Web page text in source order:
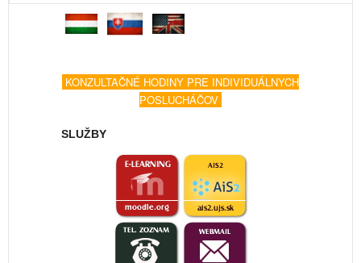
KONZULTAČNÉ HODINY PRE INDIVIDUÁLNYCH
POSLUCHÁČOV
SLUŽBY